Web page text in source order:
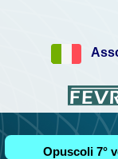
Opuscoli 7°